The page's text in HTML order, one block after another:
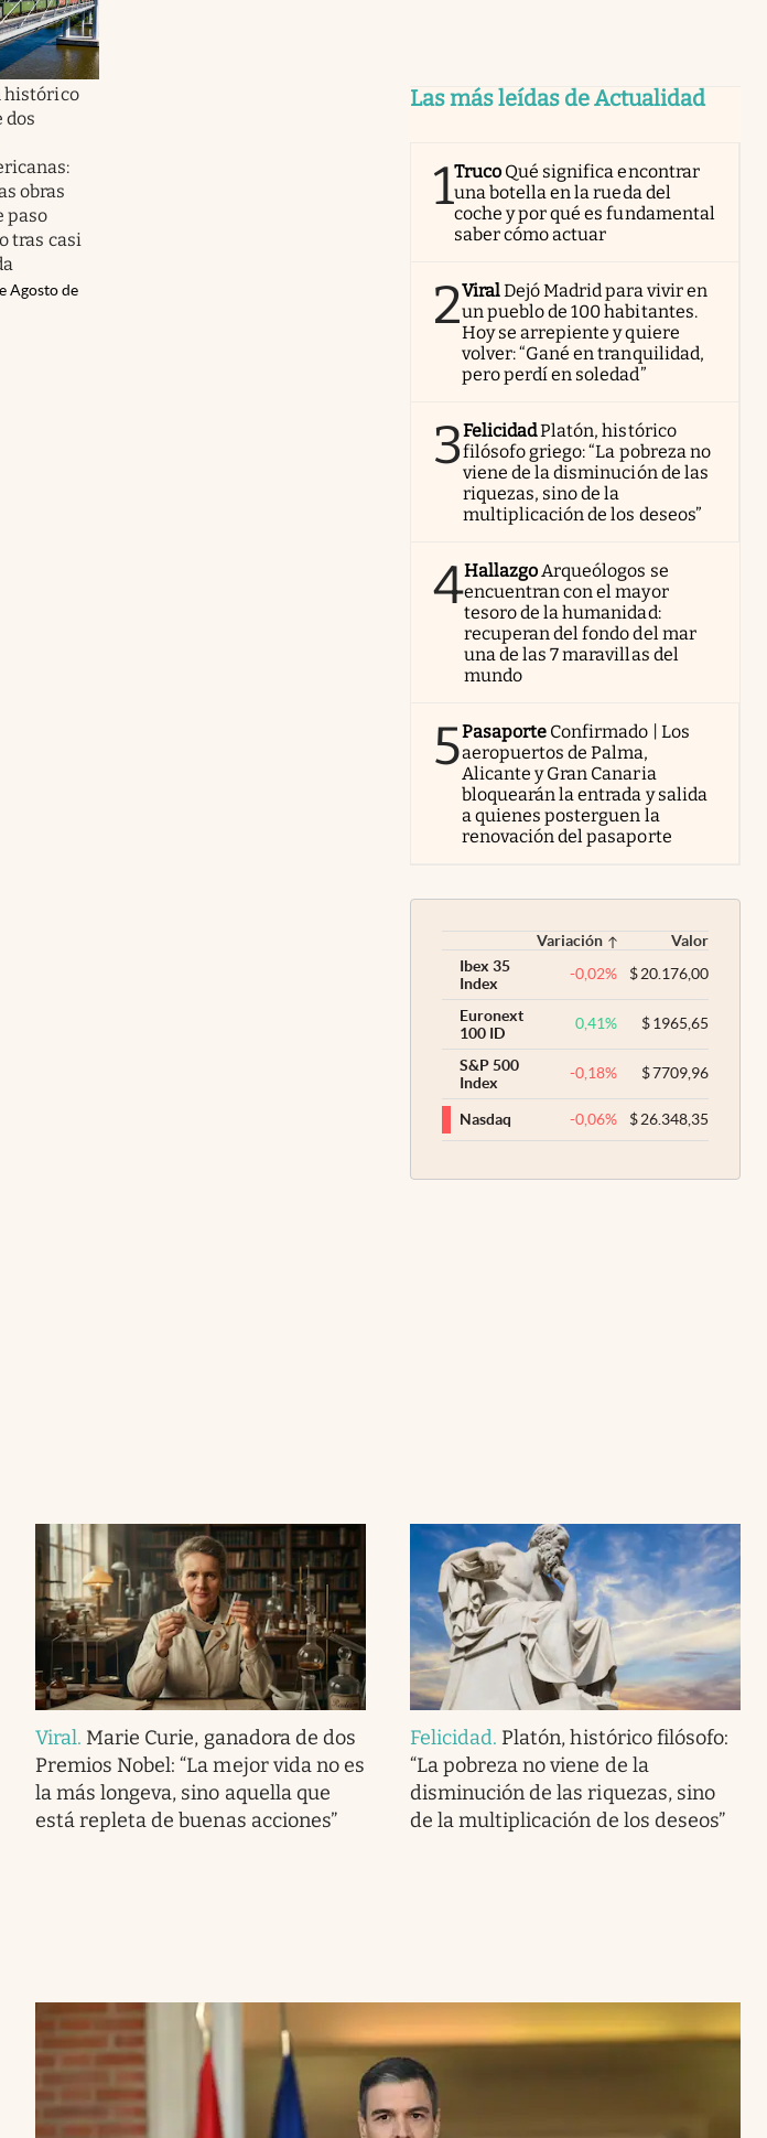
histórico
dos
obras
paso
tras casi
Agosto de
Las más leídas de Actualidad
1Truco Qué significa encontrar
una botella en la rueda del
coche y por qué es fundamental
saber cómo actuar
2ViralDejó Madrid para vivir en
un pueblo de 100 habitantes.
Hoy se arrepiente y quiere
volver: “Gané en tranquilidad,
pero perdí en soledad”
3FelicidadPlatón, histórico
filósofo griego: “La pobreza no
viene de la disminución de las
riquezas, sino de la
multiplicación de los deseos”
4HallazgoArqueólogos se
encuentran con el mayor
tesoro de la humanidad:
recuperan del fondo del mar
una de las 7 maravillas del
mundo
5Pasaporte Confirmado | Los
aeropuertos de Palma,
Alicante y Gran Canaria
bloquearán la entrada y salida
a quienes posterguen la
renovación del pasaporte
Variación
Valor
Ibex 35
Index
-0,02% $20.176,00
Euronext
100 ID
0,41% $1965,65
S&P 500
Index
-0,18% $7709,96
Nasdaq -0,06% $26.348,35
Viral. Marie Curie, ganadora de dos
Premios Nobel: “La mejor vida no es
la más longeva, sino aquella que
está repleta de buenas acciones”
Felicidad. Platón, histórico filósofo:
“La pobreza no viene de la
disminución de las riquezas, sino
de la multiplicación de los deseos”